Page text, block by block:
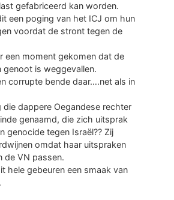
gefabriceerd kan worden.
een poging van het ICJ om hun
voordat de stront tegen de
een moment gekomen dat de
genoot is weggevallen.
corrupte bende daar….net als in
dappere Oegandese rechter
genaamd, die zich uitsprak
genocide tegen Israël?? Zij
omdat haar uitspraken
de VN passen.
hele gebeuren een smaak van